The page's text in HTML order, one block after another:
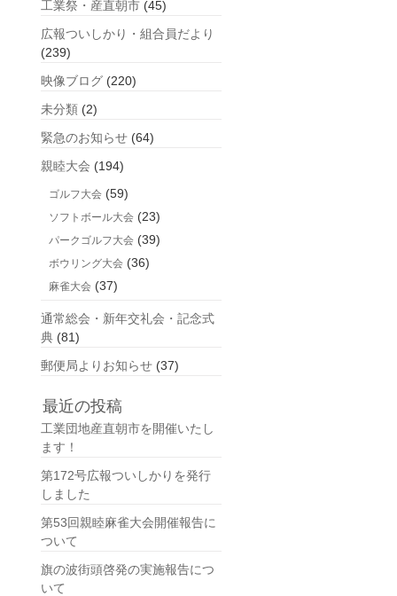
工業祭・産直朝市 (45)
広報ついしかり・組合員だより
(239)
映像ブログ (220)
未分類 (2)
緊急のお知らせ (64)
親睦大会 (194)
ゴルフ大会 (59)
ソフトボール大会 (23)
パークゴルフ大会 (39)
ボウリング大会 (36)
麻雀大会 (37)
通常総会・新年交礼会・記念式
典 (81)
郵便局よりお知らせ (37)
最近の投稿
工業団地産直朝市を開催いたし
ます！
第172号広報ついしかりを発行
しました
第53回親睦麻雀大会開催報告に
ついて
旗の波街頭啓発の実施報告につ
いて